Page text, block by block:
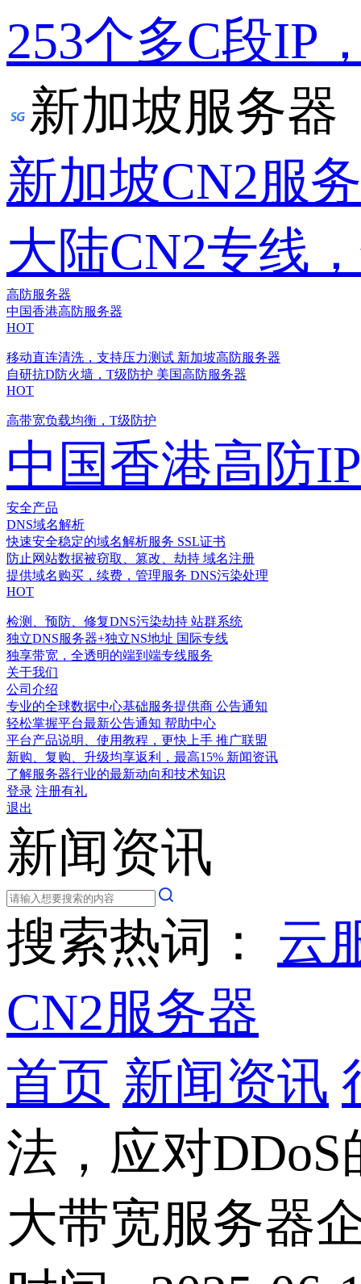
253个多C段IP
新加坡服务器
新加坡CN2服
大陆CN2专线
高防服务器
中国香港高防服务器
HOT
移动直连清洗，支持压力测试 新加坡高防服务器
自研抗D防火墙，T级防护 美国高防服务器
HOT
高带宽负载均衡，T级防护
中国香港高防IP
安全产品
DNS域名解析
快速安全稳定的域名解析服务 SSL证书
防止网站数据被窃取、篡改、劫持 域名注册
提供域名购买，续费，管理服务 DNS污染处理
HOT
检测、预防、修复DNS污染劫持 站群系统
独立DNS服务器+独立NS地址 国际专线
独享带宽，全透明的端到端专线服务
关于我们
公司介绍
专业的全球数据中心基础服务提供商 公告通知
轻松掌握平台最新公告通知 帮助中心
平台产品说明、使用教程，更快上手 推广联盟
新购、复购、升级均享返利，最高15% 新闻资讯
了解服务器行业的最新动向和技术知识
登录 注册有礼
退出
新闻资讯
搜索热词： 云
CN2服务器
首页 新闻资讯
法，应对
大带宽服务器